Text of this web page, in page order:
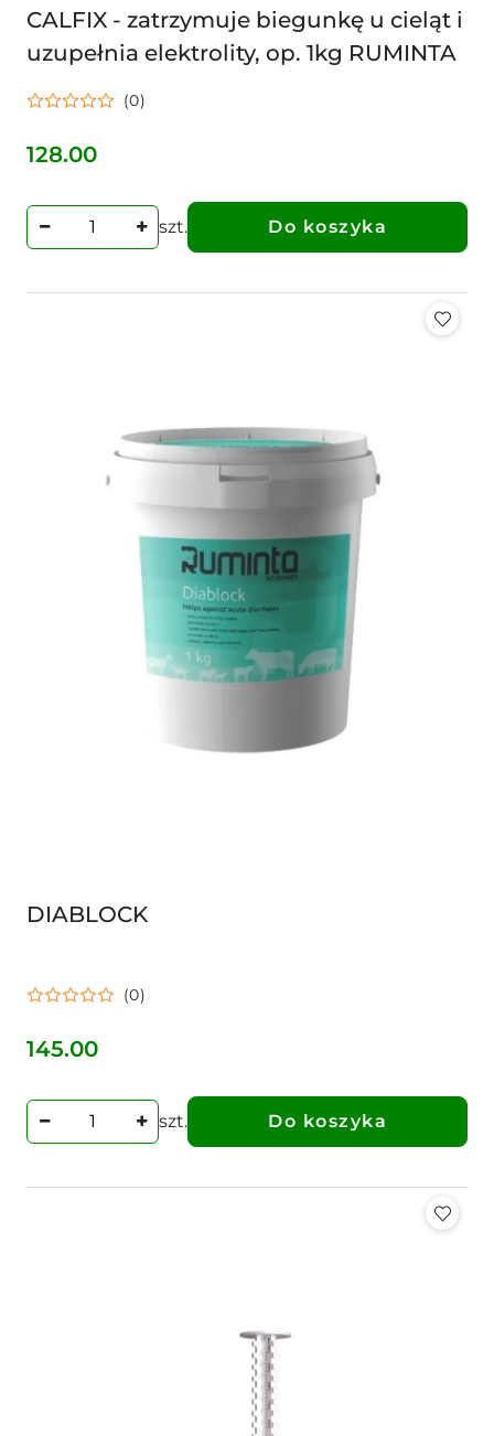
CALFIX - zatrzymuje biegunkę u cieląt i
uzupełnia elektrolity, op. 1kg RUMINTA
(0)
Cena:
128.00
szt. Do koszyka
DIABLOCK
(0)
Cena:
145.00
szt. Do koszyka